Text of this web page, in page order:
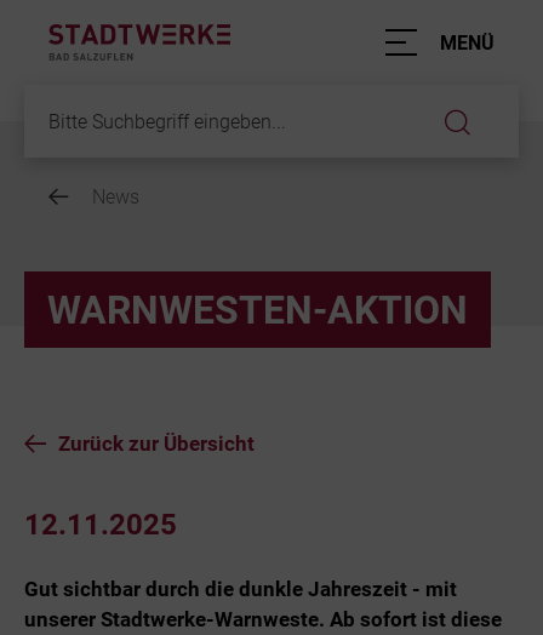
Hauptnavigation
MENÜ
News
WARNWESTEN-AKTION
Zurück zur Übersicht
12.11.2025
Gut sichtbar durch die dunkle Jahreszeit - mit
unserer Stadtwerke-Warnweste. Ab sofort ist diese